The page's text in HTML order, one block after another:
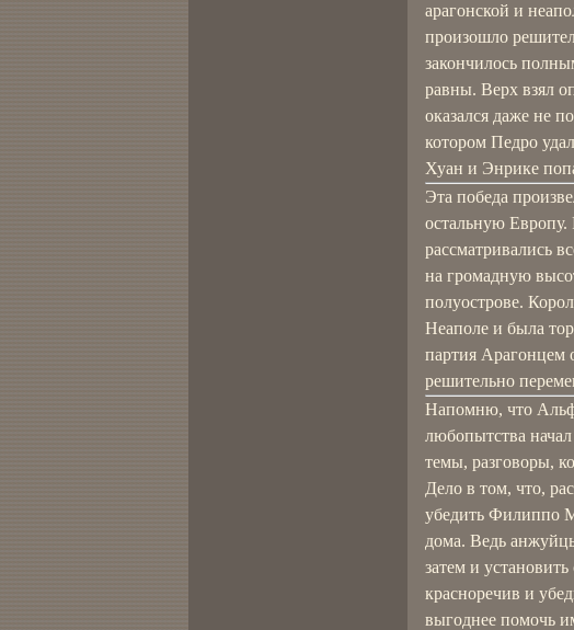
арагонской и
произошло
закончилось
равны. Верх взял
оказался даже не
котором Педро
Хуан и Энрике
Эта победа
остальную Европу.
рассматривались
на громадную
полуострове.
Неаполе и была
партия Арагонцем
решительно
Напомню, что
любопытства
темы, разговоры,
Дело в том, что,
убедить Филиппо
дома. Ведь
затем и
красноречив и
выгоднее помочь